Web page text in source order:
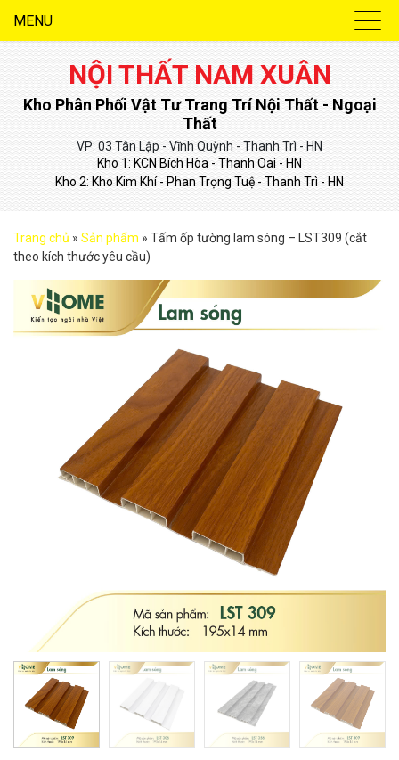
MENU
NỘI THẤT NAM XUÂN
Kho Phân Phối Vật Tư Trang Trí Nội Thất - Ngoại
Thất
VP: 03 Tân Lập - Vĩnh Quỳnh - Thanh Trì - HN
Kho 1: KCN Bích Hòa - Thanh Oai - HN
Kho 2: Kho Kim Khí - Phan Trọng Tuệ - Thanh Trì - HN
Trang chủ » Sản phẩm » Tấm ốp tường lam sóng – LST309 (cắt
theo kích thước yêu cầu)